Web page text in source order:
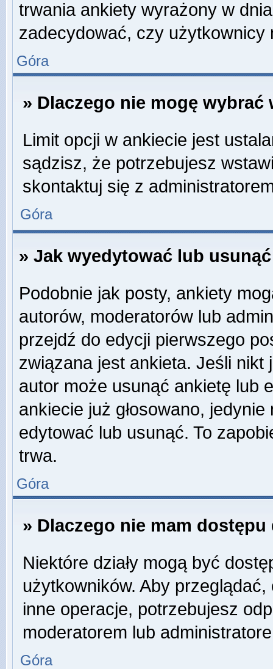
trwania ankiety wyrażony w
zadecydować, czy użytkownicy
Góra
» Dlaczego nie mogę wybrać
Limit opcji w ankiecie jest
sądzisz, że potrzebujesz
skontaktuj się z
Góra
» Jak wyedytować lub
Podobnie jak posty, ankiety
autorów, moderatorów lub
przejdź do edycji pierwszego
związana jest ankieta. Jeśli nikt
autor może usunąć ankietę lub
ankiecie już głosowano,
edytować lub usunąć. To
trwa.
Góra
» Dlaczego nie mam dostępu
Niektóre działy mogą być
użytkowników. Aby
inne operacje, potrzebujesz
moderatorem lub
Góra